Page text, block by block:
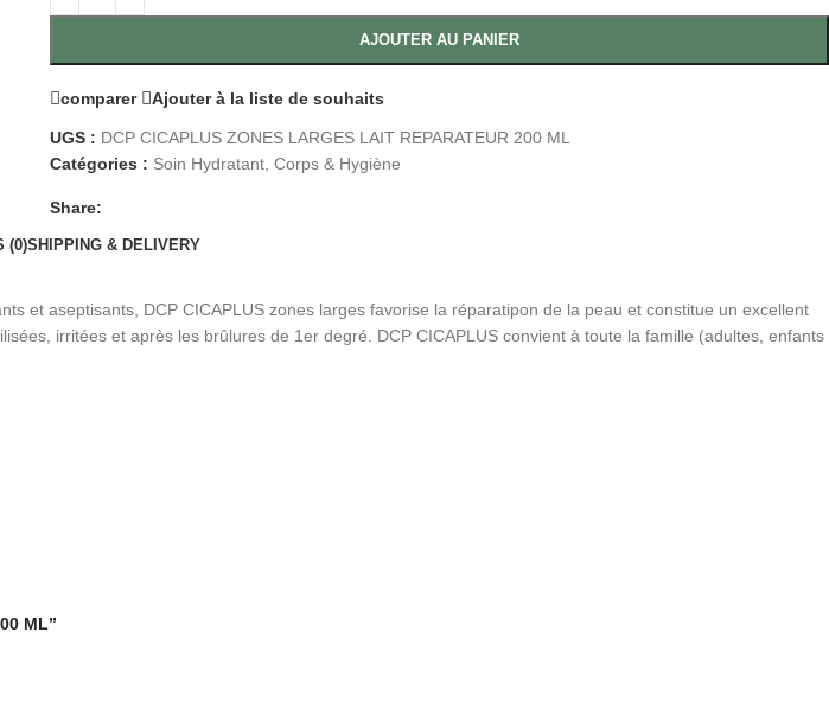
AJOUTER AU PANIER
comparer Ajouter à la liste de souhaits
UGS : DCP CICAPLUS ZONES LARGES LAIT REPARATEUR 200 ML
Catégories : Soin Hydratant Corps & Hygiène
Share:
(0)SHIPPING & DELIVERY
et aseptisants, DCP CICAPLUS zones larges favorise la réparatipon de la peau et constitue un excellent
irritées et après les brûlures de 1er degré. DCP CICAPLUS convient à toute la famille (adultes, enfants
ML”